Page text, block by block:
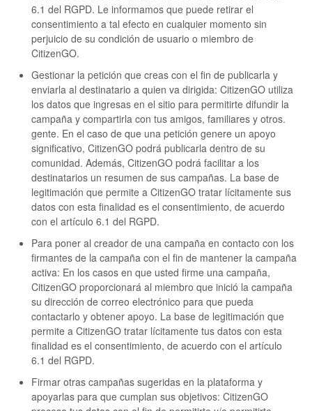
6.1 del RGPD. Le informamos que puede retirar el
consentimiento a tal efecto en cualquier momento sin
perjuicio de su condición de usuario o miembro de
CitizenGO.
Gestionar la petición que creas con el fin de publicarla y
enviarla al destinatario a quien va dirigida: CitizenGO utiliza
los datos que ingresas en el sitio para permitirte difundir la
campaña y compartirla con tus amigos, familiares y otros.
gente. En el caso de que una petición genere un apoyo
significativo, CitizenGO podrá publicarla dentro de su
comunidad. Además, CitizenGO podrá facilitar a los
destinatarios un resumen de sus campañas. La base de
legitimación que permite a CitizenGO tratar lícitamente sus
datos con esta finalidad es el consentimiento, de acuerdo
con el artículo 6.1 del RGPD.
Para poner al creador de una campaña en contacto con los
firmantes de la campaña con el fin de mantener la campaña
activa: En los casos en que usted firme una campaña,
CitizenGO proporcionará al miembro que inició la campaña
su dirección de correo electrónico para que pueda
contactarlo y obtener apoyo. La base de legitimación que
permite a CitizenGO tratar lícitamente tus datos con esta
finalidad es el consentimiento, de acuerdo con el artículo
6.1 del RGPD.
Firmar otras campañas sugeridas en la plataforma y
apoyarlas para que cumplan sus objetivos: CitizenGO